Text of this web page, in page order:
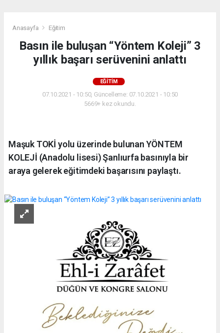
Anasayfa Eğitim
Basın ile buluşan “Yöntem Koleji” 3
yıllık başarı serüvenini anlattı
EĞITIM
07.10.2021 - 10:50, Güncelleme: 07.10.2021 - 10:50
5669+ kez okundu.
Maşuk TOKİ yolu üzerinde bulunan YÖNTEM
KOLEJİ (Anadolu lisesi) Şanlıurfa basınıyla bir
araya gelerek eğitimdeki başarısını paylaştı.